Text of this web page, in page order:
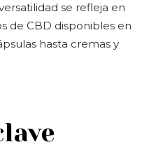
se refleja en
de CBD disponibles en
hasta cremas y